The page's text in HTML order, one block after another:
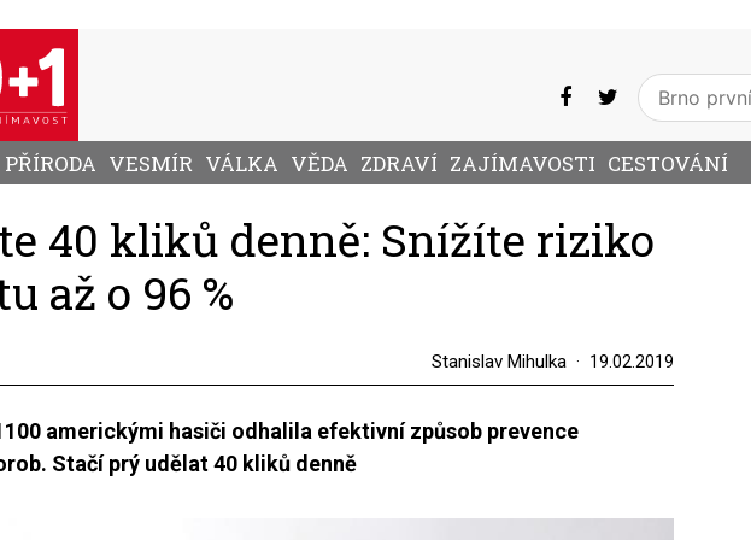
PŘÍRODA VESMÍR VÁLKA VĚDA ZDRAVÍ ZAJÍMAVOSTI CESTOVÁNÍ
40 kliků denně: Snížíte riziko
až o 96 %
Stanislav Mihulka 19.02.2019
americkými hasiči odhalila efektivní způsob prevence
Stačí prý udělat 40 kliků denně